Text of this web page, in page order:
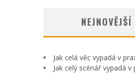
Jak celá věc vypadá v
Jak celý scénář vypadá v